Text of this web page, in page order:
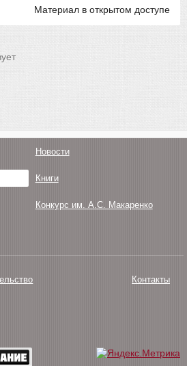
Материал в открытом доступе
Новости
Книги
Конкурс им. А.С. Макаренко
Контакты